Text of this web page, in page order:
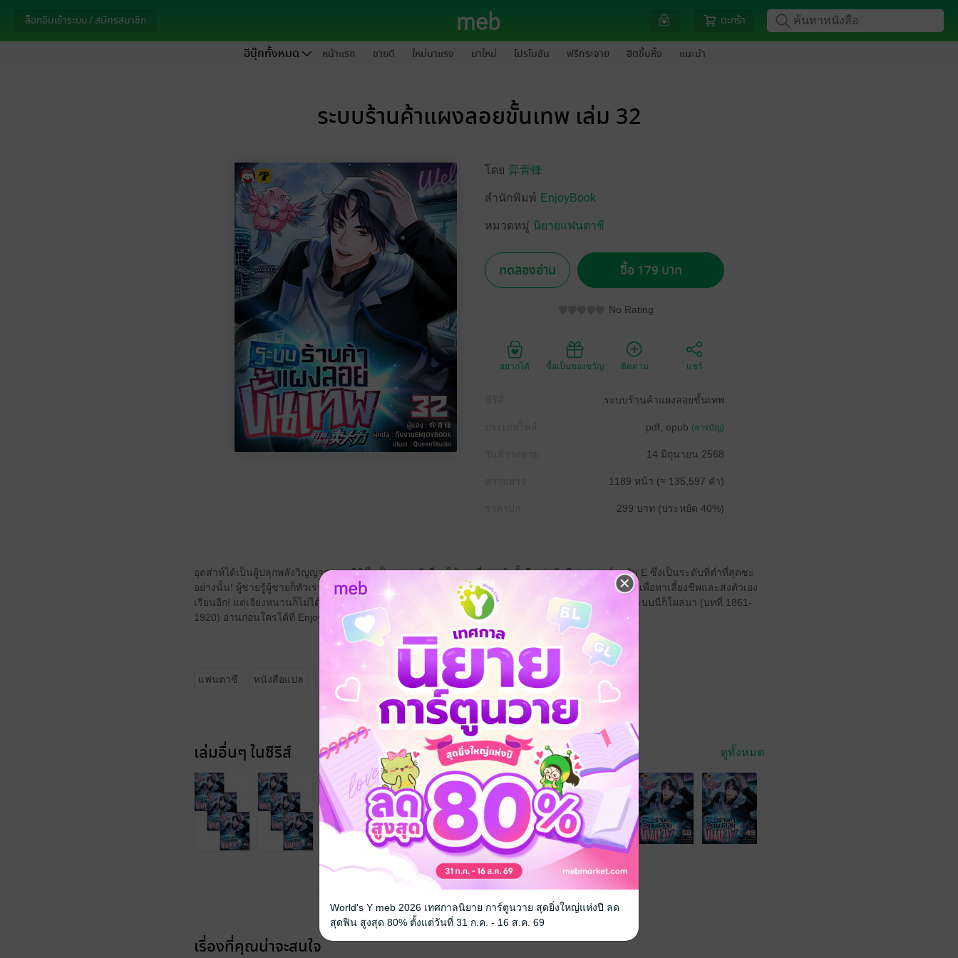
ล็อกอินเข้าระบบ / สมัครสมาชิก ตะกร้า
อีบุ๊กทั้งหมด หน้าแรก ขายดี ใหม่มาแรง มาใหม่ โปรโมชัน ฟรีกระจาย ฮิตขึ้นหิ้ง แนะนำ
ระบบร้านค้าแผงลอยขั้นเทพ เล่ม 32
โดย 弈青锋
สำนักพิมพ์ EnjoyBook
หมวดหมู่ นิยายแฟนตาซี
ทดลองอ่าน ซื้อ 179 บาท
No Rating
อยากได้ ซื้อเป็นของขวัญ ติดตาม แชร์
ระบบร้านค้าแผงลอยขั้นเทพ
pdf, epub (สารบัญ)
14 มิถุนายน 2568
1189 หน้า (≈ 135,597 คำ)
299 บาท (ประหยัด 40%)
อุตส่าห์ได้เป็นผู้ปลุกพลังวิญญาณสายมิติซึ่งเป็นสายพลังที่หาได้ยากที่สุดแล้วทั้งที แต่กลับมีพรสวรรค์ระดับ E ซึ่งเป็นระดับที่ต่ำที่สุดซะ
อย่างนั้น! ผู้ชายรู้ผู้ชายก็หัวเราะเยาะ ผู้หญิงรู้ผู้หญิงก็เหยียดหยาม แถมยังเป็นเด็กกำพร้าที่ต้องทำมาค้าขายเพื่อหาเลี้ยงชีพและส่งตัวเอง
เรียนอีก! แต่เจียงหนานก็ไม่ได้คิดโทษฟ้าด่าสวรรค์ ทำแบบนั้นจะยิ่งเสียเวลาฝึกฝนและขายของ ยิ่งอยู่ ๆ ระบบนี่ก็โผล่มา (บทที่ 1861-
1920) อ่านก่อนใครได้ที่ Enjoybook.co
แฟนตาซี หนังสือแปล นิยายจีนแปล
เล่มอื่นๆ ในซีรีส์ ดูทั้งหมด
เรื่องที่คุณน่าจะสนใจ
World's Y meb 2026 เทศกาลนิยาย การ์ตูนวาย สุดยิ่งใหญ่แห่งปี ลด
สุดฟิน สูงสุด 80% ตั้งแต่วันที่ 31 ก.ค. - 16 ส.ค. 69